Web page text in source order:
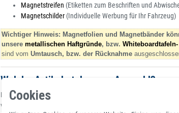
Magnetstreifen (Etiketten zum Beschriften und
Magnetschilder (Individuelle Werbung für Ihr Fahrzeug)
Wichtiger Hinweis: Magnetfolien und Magnetbänder
unseremetallischen Haftgründe, bzw.
sind vomUmtausch, bzw. der Rücknahme
Welche Artikel stehen zur Auswahl?
Die bei Magnosphere erhältlichen magnetischen Folien sind
verschiedenen Breiten und Längen ebenso erwerben wie
Cookies